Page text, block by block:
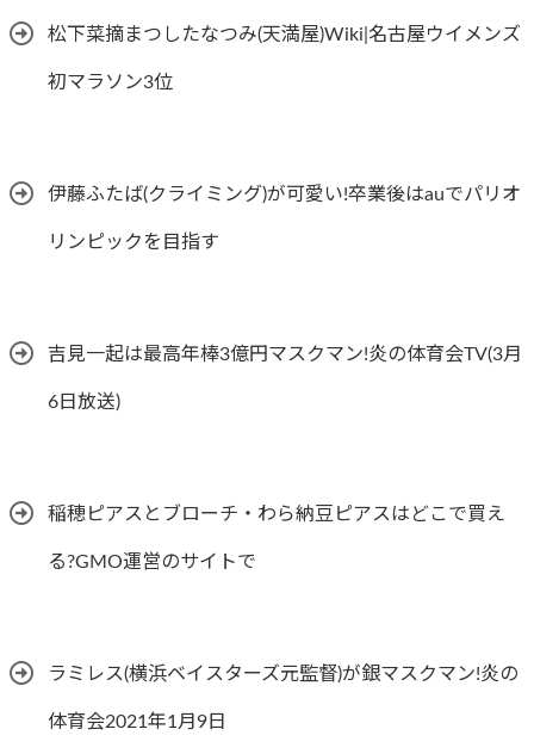
松下菜摘まつしたなつみ(天満屋)Wiki|名古屋ウイメンズ
初マラソン3位
伊藤ふたば(クライミング)が可愛い!卒業後はauでパリオ
リンピックを目指す
吉見一起は最高年棒3億円マスクマン!炎の体育会TV(3月
6日放送)
稲穂ピアスとブローチ・わら納豆ピアスはどこで買え
る?GMO運営のサイトで
ラミレス(横浜ベイスターズ元監督)が銀マスクマン!炎の
体育会2021年1月9日